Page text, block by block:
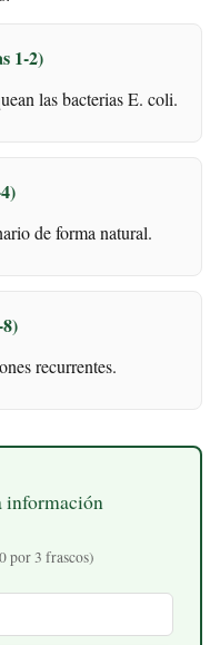
1-2)
las bacterias E. coli.
de forma natural.
recurrentes.
por 3 frascos)